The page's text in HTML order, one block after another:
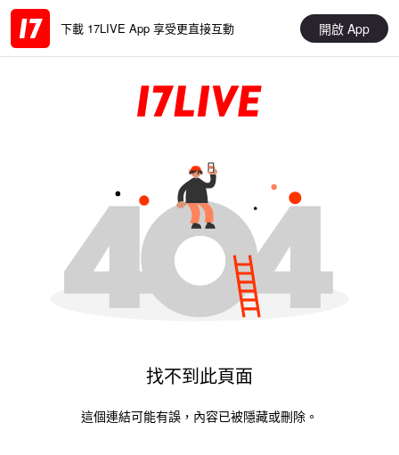
下載 17LIVE App 享受更直接互動 開啟 App
找不到此頁面
這個連結可能有誤，內容已被隱藏或刪除。